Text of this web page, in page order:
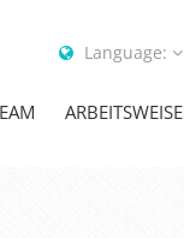
Language:
ARBEITSWEISE